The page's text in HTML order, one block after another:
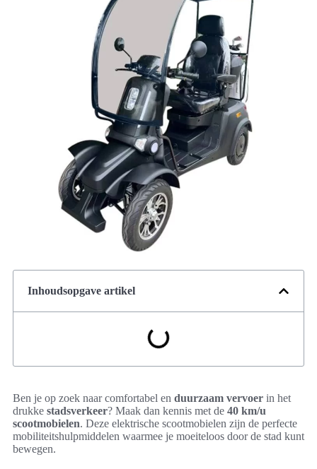
Inhoudsopgave artikel
Ben je op zoek naar comfortabel en duurzaam vervoer in het
drukke stadsverkeer? Maak dan kennis met de 40 km/u
scootmobielen. Deze elektrische scootmobielen zijn de perfecte
mobiliteitshulpmiddelen waarmee je moeiteloos door de stad kunt
bewegen.